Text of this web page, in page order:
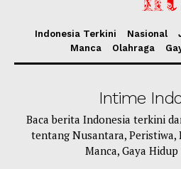
Indonesia Terkini Nasional
Manca
Olahraga
Intime
Baca berita Indonesia terkini
tentang Nusantara, Peristiwa,
Manca, Gaya